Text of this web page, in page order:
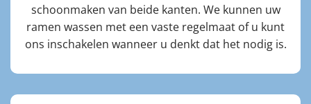
schoonmaken van beide kanten. We kunnen uw
ramen wassen met een vaste regelmaat of u kunt
ons inschakelen wanneer u denkt dat het nodig is.